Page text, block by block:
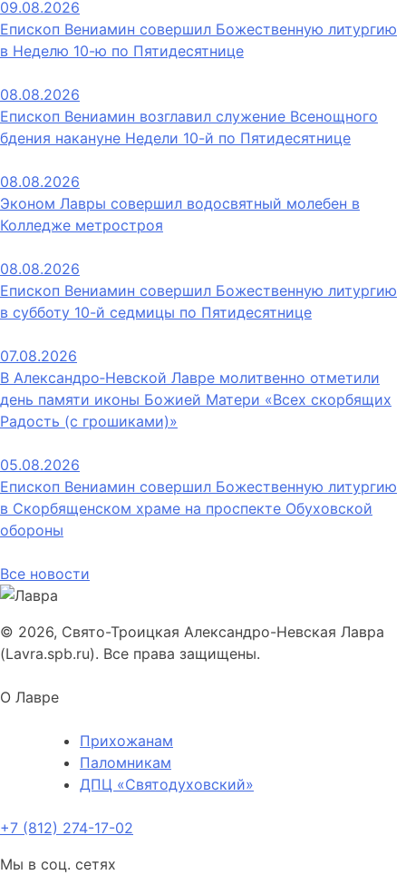
09.08.2026
Епископ Вениамин совершил Божественную литургию
в Неделю 10-ю по Пятидесятнице
08.08.2026
Епископ Вениамин возглавил служение Всенощного
бдения накануне Недели 10-й по Пятидесятнице
08.08.2026
Эконом Лавры совершил водосвятный молебен в
Колледже метростроя
08.08.2026
Епископ Вениамин совершил Божественную литургию
в субботу 10-й седмицы по Пятидесятнице
07.08.2026
В Александро‑Невской Лавре молитвенно отметили
день памяти иконы Божией Матери «Всех скорбящих
Радость (с грошиками)»
05.08.2026
Епископ Вениамин совершил Божественную литургию
в Скорбященском храме на проспекте Обуховской
обороны
Все новости
© 2026, Свято-Троицкая Александро-Невская Лавра
(Lavra.spb.ru). Все права защищены.
О Лавре
Прихожанам
Паломникам
ДПЦ «Святодуховский»
+7 (812) 274-17-02
Мы в соц. сетях